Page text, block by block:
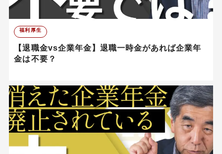
福利厚生
【退職金vs企業年金】退職一時金があれば企業年
金は不要？